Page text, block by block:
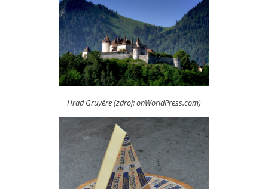
Hrad Gruyère (zdroj: onWorldPress.com)